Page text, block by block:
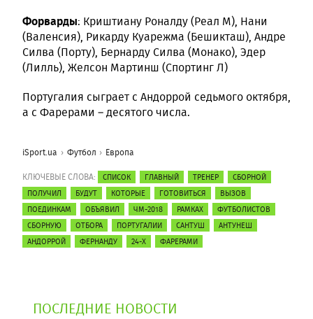
Форварды: Криштиану Роналду (Реал М), Нани
(Валенсия), Рикарду Куарежма (Бешикташ), Андре
Силва (Порту), Бернарду Силва (Монако), Эдер
(Лилль), Желсон Мартинш (Спортинг Л)
Португалия сыграет с Андоррой седьмого октября,
а с Фарерами – десятого числа.
iSport.ua Футбол Европа
КЛЮЧЕВЫЕ СЛОВА: СПИСОК ГЛАВНЫЙ ТРЕНЕР
СБОРНОЙ
ПОЛУЧИЛ
БУДУТ КОТОРЫЕ ГОТОВИТЬСЯ
ВЫЗОВ
ПОЕДИНКАМ
ОБЪЯВИЛ ЧМ-2018 РАМКАХ
ФУТБОЛИСТОВ
СБОРНУЮ
ОТБОРА ПОРТУГАЛИИ САНТУШ
АНТУНЕШ
АНДОРРОЙ
ФЕРНАНДУ 24-Х ФАРЕРАМИ
ПОСЛЕДНИЕ НОВОСТИ